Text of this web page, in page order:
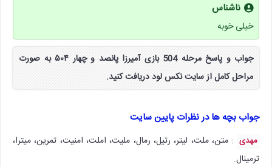
ناشناس
خیلی خوبه
جواب و پاسخ مرحله 504 بازی آمیرزا پانصد و چهار ۵۰۴ به صورت
مراحل کامل از سایت نکس لود دریافت کنید.
جواب بچه ها در نظرات پایین سایت
مهدی : متن، ملت، لیتر، رتیل، رمال، ملیت، املت، امنیت، تمرین، میترا،
ترمینال.